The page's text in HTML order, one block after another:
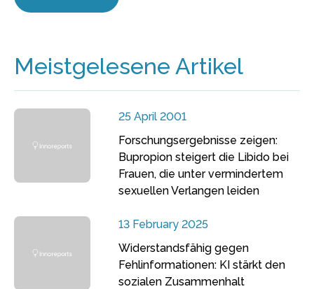
Meistgelesene Artikel
25 April 2001
Forschungsergebnisse zeigen:
Bupropion steigert die Libido bei
Frauen, die unter vermindertem
sexuellen Verlangen leiden
13 February 2025
Widerstandsfähig gegen
Fehlinformationen: KI stärkt den
sozialen Zusammenhalt